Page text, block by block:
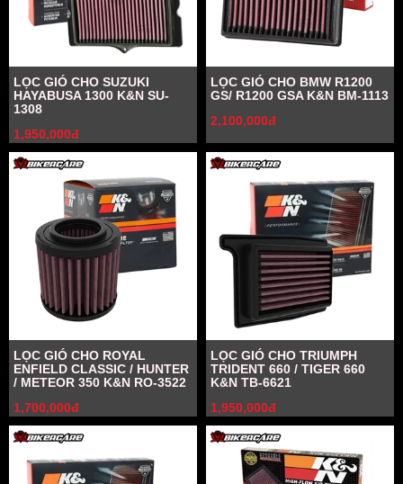
LỌC GIÓ CHO SUZUKI
HAYABUSA 1300 K&N SU-
1308
1,950,000đ
LỌC GIÓ CHO BMW R1200
GS/ R1200 GSA K&N BM-1113
2,100,000đ
LỌC GIÓ CHO ROYAL
ENFIELD CLASSIC / HUNTER
/ METEOR 350 K&N RO-3522
1,700,000đ
LỌC GIÓ CHO TRIUMPH
TRIDENT 660 / TIGER 660
K&N TB-6621
1,950,000đ